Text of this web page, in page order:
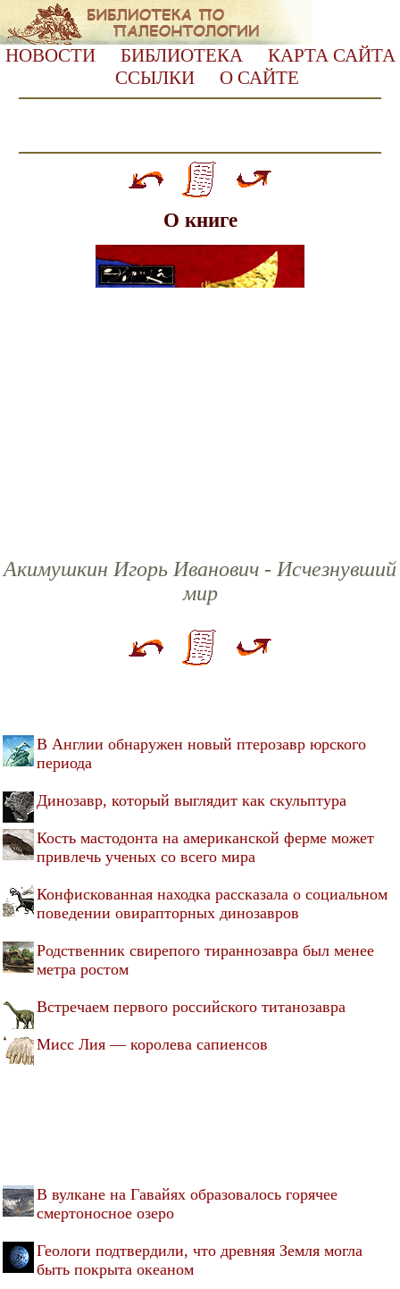
НОВОСТИ БИБЛИОТЕКА
КАРТА САЙТА
ССЫЛКИ
О САЙТЕ
О книге
Акимушкин Игорь Иванович - Исчезнувший
мир
В Англии обнаружен новый птерозавр юрского
периода
Динозавр, который выглядит как скульптура
Кость мастодонта на американской ферме может
привлечь ученых со всего мира
Конфискованная находка рассказала о социальном
поведении овирапторных динозавров
Родственник свирепого тираннозавра был менее
метра ростом
Встречаем первого российского титанозавра
Мисс Лия — королева сапиенсов
В вулкане на Гавайях образовалось горячее
смертоносное озеро
Геологи подтвердили, что древняя Земля могла
быть покрыта океаном